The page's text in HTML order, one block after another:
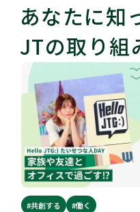
あなたに知
JTの取り組
#共創する #働く